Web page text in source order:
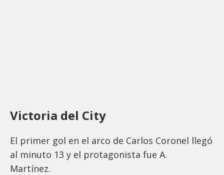
Victoria del City
El primer gol en el arco de Carlos Coronel llegó
al minuto 13 y el protagonista fue A.
Martínez.